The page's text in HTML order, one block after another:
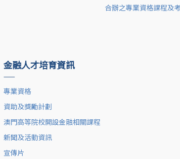
合辦之專業資格課程及
金融人才培育資訊
——
專業資格
資助及獎勵計劃
澳門高等院校開設金融相關課程
新聞及活動資訊
宣傳片